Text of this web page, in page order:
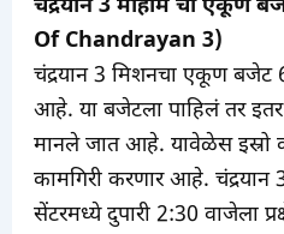
चंद्रयान 3 मोहीम चा एकूण
Of Chandrayan 3)
चंद्रयान 3 मिशनचा एकूण बजेट
आहे. या बजेटला पाहिलं तर
मानले जात आहे. यावेळेस इस्रो
कामगिरी करणार आहे. चंद्रयान 3
सेंटरमध्ये दुपारी 2:30 वाजेला